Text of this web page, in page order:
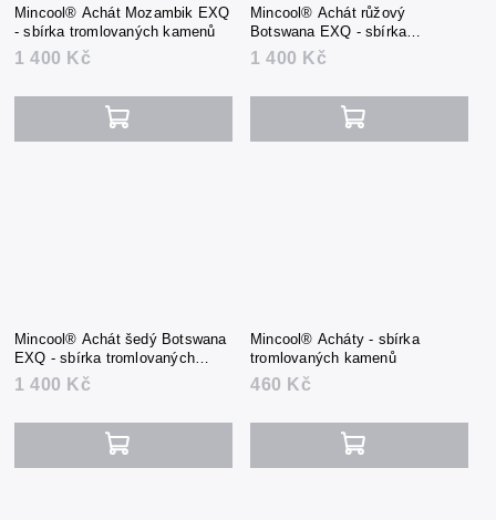
Mincool® Achát Mozambik EXQ
- sbírka tromlovaných kamenů
1 400 Kč
Mincool® Achát růžový
Botswana EXQ - sbírka
tromlovaných kamenů
1 400 Kč
Mincool® Achát šedý Botswana
EXQ - sbírka tromlovaných
kamenů
1 400 Kč
Mincool® Acháty - sbírka
tromlovaných kamenů
460 Kč